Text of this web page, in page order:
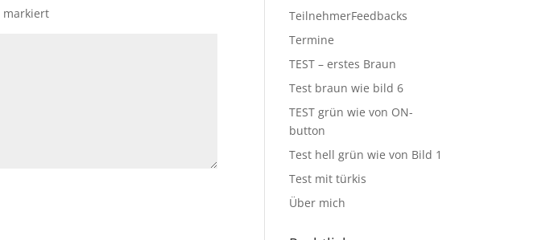
markiert
TeilnehmerFeedbacks
Termine
TEST – erstes Braun
Test braun wie bild 6
TEST grün wie von ON-
button
Test hell grün wie von Bild 1
Test mit türkis
Über mich